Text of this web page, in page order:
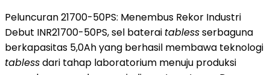
Peluncuran 21700-50PS: Menembus Rekor Industri
Debut INR21700-50PS, sel baterai tablessserbaguna
berkapasitas 5,0Ah yang berhasil membawa teknologi
tablessdari tahap laboratorium menuju produksi